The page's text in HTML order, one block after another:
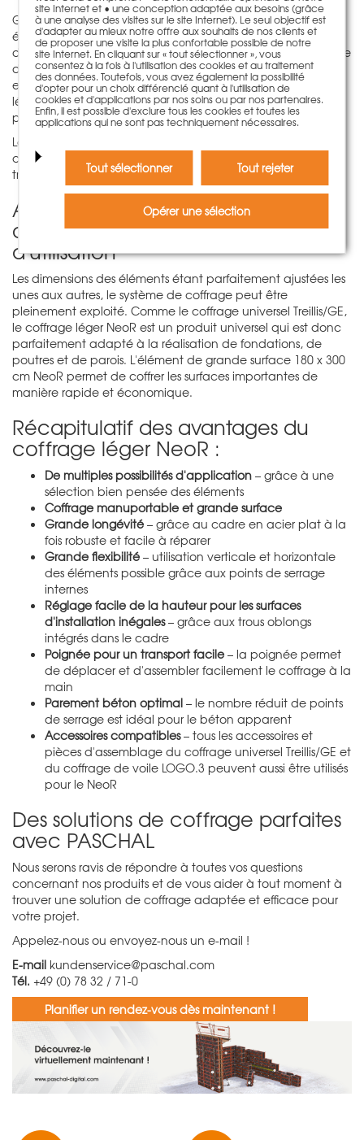
Grâce à leur poids maximal de 40 kg seulement, les
éléments du coffrage léger NeoR peuvent être montés et
déplacés sans problème à la main sur le chantier, sans l'aide
d'une grue ni de tout autre auxiliaire de transport. De plus,
en comparaison ducoffrage universel Treillis/GE, le coffrage
léger NeoR résiste à une pression du béton frais nettement
plus élevée, de l'ordre de 50 kN/m².
La faible hauteur de construction de seulement 7,5 cm du
coffrage léger NeoR garantit en outre un volume de
transport et de stockage très réduit.
Assortiment d'éléments bien pensé
offrant de nombreuses possibilités
d'utilisation
Les dimensions des éléments étant parfaitement ajustées les
unes aux autres, le système de coffrage peut être
pleinement exploité. Comme le coffrage universel Treillis/GE,
le coffrage léger NeoR est un produit universel qui est donc
parfaitement adapté à la réalisation de fondations, de
poutres et de parois. L'élément de grande surface 180 x 300
cm NeoR permet de coffrer les surfaces importantes de
manière rapide et économique.
Récapitulatif des avantages du
coffrage léger NeoR :
De multiples possibilités d'application – grâce à une
sélection bien pensée des éléments
Coffrage manuportable et grande surface
Grande longévité – grâce au cadre en acier plat à la
fois robuste et facile à réparer
Grande flexibilité – utilisation verticale et horizontale
des éléments possible grâce aux points de serrage
internes
Réglage facile de la hauteur pour les surfaces
d'installation inégales– grâce aux trous oblongs
intégrés dans le cadre
Poignée pour un transport facile – la poignée permet
de déplacer et d'assembler facilement le coffrage à la
main
Parement béton optimal – le nombre réduit de points
de serrage est idéal pour le béton apparent
Accessoires compatibles– tous les accessoires et
pièces d'assemblage du coffrage universel Treillis/GE et
du coffrage de voile LOGO.3 peuvent aussi être utilisés
pour le NeoR
Des solutions de coffrage parfaites
avec PASCHAL
Nous serons ravis de répondre à toutes vos questions
concernant nos produits et de vous aider à tout moment à
trouver une solution de coffrage adaptée et efficace pour
votre projet.
Appelez-nous ou envoyez-nous un e-mail !
E-mail kundenservice@paschal.com
Tél. +49 (0) 78 32 / 71-0
Planifier un rendez-vous dès maintenant !
site Internet et • une conception adaptée aux besoins (grâce
à une analyse des visites sur le site Internet). Le seul objectif est
d'adapter au mieux notre offre aux souhaits de nos clients et
de proposer une visite la plus confortable possible de notre
site Internet. En cliquant sur « tout sélectionner », vous
consentez à la fois à l'utilisation des cookies et au traitement
des données. Toutefois, vous avez également la possibilité
d'opter pour un choix différencié quant à l'utilisation de
cookies et d'applications par nos soins ou par nos partenaires.
Enfin, il est possible d'exclure tous les cookies et toutes les
applications qui ne sont pas techniquement nécessaires.
Tout sélectionner Tout rejeter
Opérer une sélection